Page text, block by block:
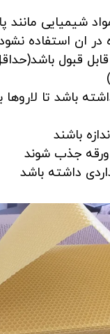
شیمیایی مانند
ان استفاده
باشد تا لاروها